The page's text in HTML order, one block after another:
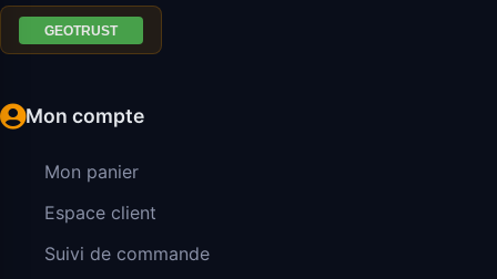
Mon compte
Mon panier
Espace client
Suivi de commande